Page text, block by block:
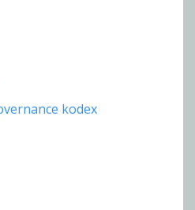
kodex